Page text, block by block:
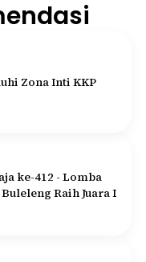
Zona Inti KKP
ke-412 - Lomba
Raih Juara I